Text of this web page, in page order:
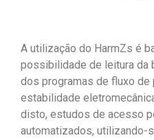
A utilização do HarmZs é
possibilidade de leitura da
dos programas de fluxo de
estabilidade
disto, estudos de acesso
automatizados, utilizando-